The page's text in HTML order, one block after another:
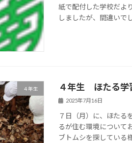
紙で配付した学校だよ
しましたが、間違いで
４年生 ４年生 ほたる学
2025年7月16日
７日（月）に、ほたる
るが住む環境について
ブトムシを探している